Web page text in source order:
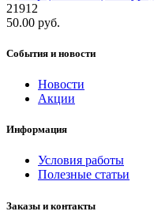
21912
50.00 руб.
События и новости
Новости
Акции
Информация
Условия работы
Полезные статьи
Заказы и контакты